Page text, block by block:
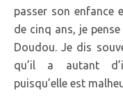
passer son enfance
de cinq ans, je
Doudou. Je dis
qu’il a autant
puisqu’elle est